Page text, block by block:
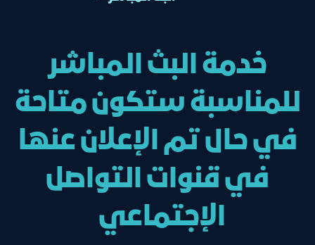
خدمة البث المباشر
للمناسبة ستكون متاحة
في حال تم الإعلان عنها
في قنوات التواصل
الإجتماعي